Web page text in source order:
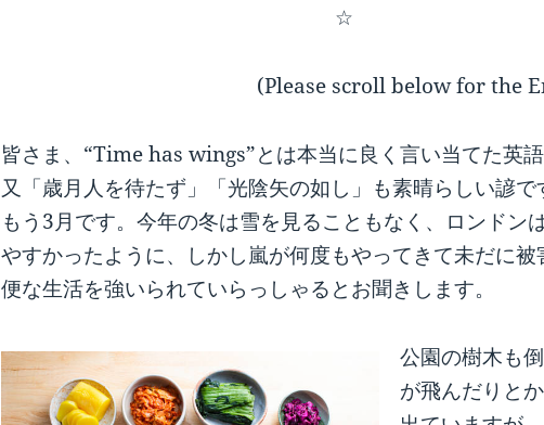
☆
(Please scroll below for the
皆さま、“Time has wings”とは本当に良く言い当てた英語
又「歳月人を待たず」「光陰矢の如し」も素晴らしい諺で
もう3月です。今年の冬は雪を見ることもなく、ロンドン
やすかったように、しかし嵐が何度もやってきて未だに被
便な生活を強いられていらっしゃるとお聞きします。
公園の樹木も
が飛んだりと